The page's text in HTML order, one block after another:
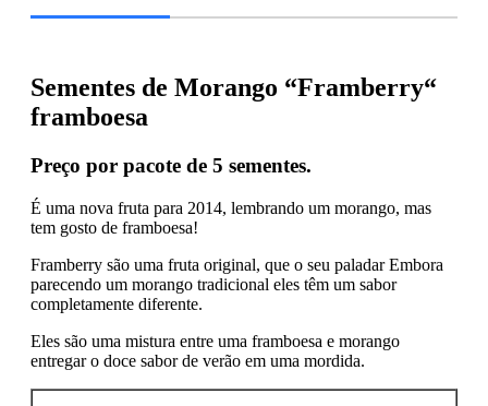
Sementes de Morango “Framberry“
framboesa
Preço por pacote de 5 sementes.
É uma nova fruta para 2014, lembrando um morango, mas
tem gosto de framboesa!
Framberry são uma fruta original, que o seu paladar Embora
parecendo um morango tradicional eles têm um sabor
completamente diferente.
Eles são uma mistura entre uma framboesa e morango
entregar o doce sabor de verão em uma mordida.